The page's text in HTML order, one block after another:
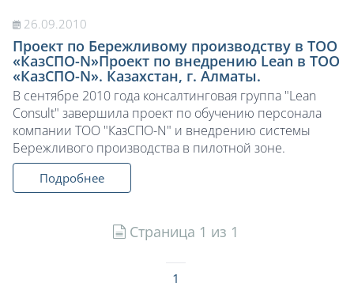
26.09.2010
Проект по Бережливому производству в ТОО
«КазСПО-N»Проект по внедрению Lean в ТОО
«КазСПО-N». Казахстан, г. Алматы.
В сентябре 2010 года консалтинговая группа "Lean
Consult" завершила проект по обучению персонала
компании ТОО "КазСПО-N" и внедрению системы
Бережливого производства в пилотной зоне.
Подробнее
Страница 1 из 1
1